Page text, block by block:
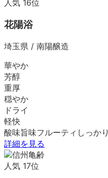
人気 16位
花陽浴
埼玉県 / 南陽醸造
華やか
芳醇
重厚
穏やか
ドライ
軽快
酸味旨味フルーティ しっかり
詳細を見る
人気 17位